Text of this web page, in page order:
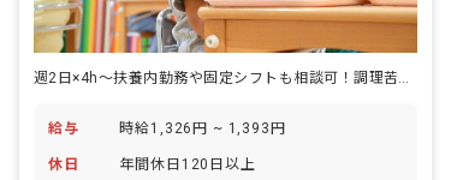
週2日×4h～扶養内勤務や固定シフトも相談可！調理苦手な方も歓迎です◎
給与 時給1,326円 ~ 1,393円
休日 年間休日120日以上